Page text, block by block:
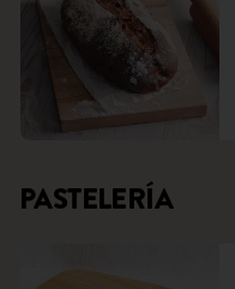
PASTELERÍA